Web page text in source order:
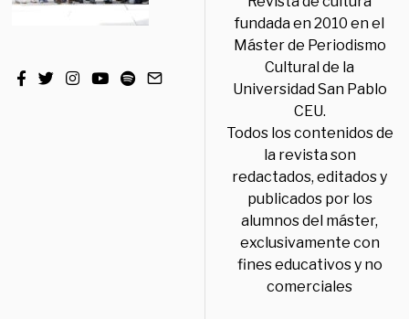
fundada en 2010 en el
Máster de Periodismo
Cultural de la
Universidad San Pablo
CEU.
Todos los contenidos de
la revista son
redactados, editados y
publicados por los
alumnos del máster,
exclusivamente con
fines educativos y no
comerciales